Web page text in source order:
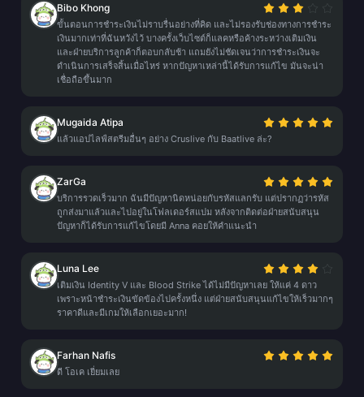
Bibo Khong
ขั้นตอนการชำระเงินไม่ราบรื่นอย่างที่คิด และไม่รองรับช่องทางการชำระ
เงินมากเท่าที่ฉันหวังไว้ บางครั้งเว็บไซต์ก็แลคหรือค้างระหว่างเติมเงิน
และฝ่ายบริการลูกค้าก็ตอบกลับช้า แถมยังไม่ชัดเจนว่าการชำระเงินจะ
ดำเนินการเสร็จสิ้นเมื่อไหร่ หากปัญหาเหล่านี้ได้รับการแก้ไข มันจะน่า
เชื่อถือขึ้นมาก
Mugaida Atipa
แล้วแอปไลฟ์สตรีมอื่นๆ อย่าง Cruslive กับ Baatlive ล่ะ?
ZarGa
บริการรวดเร็วมาก ฉันมีปัญหานิดหน่อยกับรหัสแลกรับ แต่ปรากฏว่ารหัส
ถูกส่งมาแล้วและไปอยู่ในโฟลเดอร์สแปม หลังจากติดต่อฝ่ายสนับสนุน
ปัญหาก็ได้รับการแก้ไขโดยมี Anna คอยให้คำแนะนำ
Luna Lee
เติมเงิน Identity V และ Blood Strike ได้ไม่มีปัญหาเลย ให้แค่ 4 ดาว
เพราะหน้าชำระเงินขัดข้องไปครั้งหนึ่ง แต่ฝ่ายสนับสนุนแก้ไขให้เร็วมากๆ
ราคาดีและมีเกมให้เลือกเยอะมาก!
Farhan Nafis
ดี โอเค เยี่ยมเลย